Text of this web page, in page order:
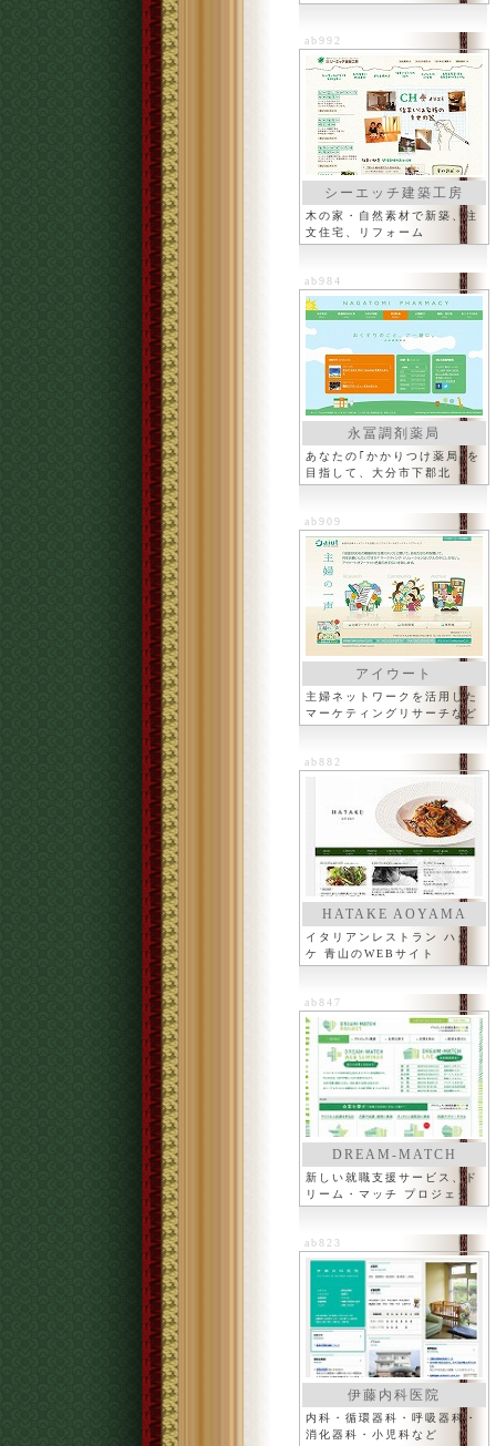
ab992
シーエッチ建築工房
木の家・自然素材で新築、注
文住宅、リフォーム
ab984
永冨調剤薬局
あなたの｢かかりつけ薬局｣を
目指して、大分市下郡北
ab909
アイウート
主婦ネットワークを活用した
マーケティングリサーチなど
ab882
HATAKE AOYAMA
イタリアンレストラン ハタ
ケ 青山のWEBサイト
ab847
DREAM-MATCH
新しい就職支援サービス、ド
リーム・マッチ プロジェク
ト
ab823
伊藤内科医院
内科・循環器科・呼吸器科・
消化器科・小児科など